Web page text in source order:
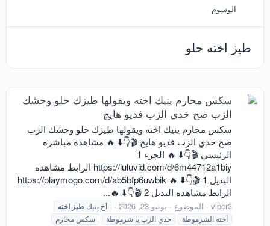
الوسوم
طيز اخته حلو
سكس محارم ينيك اخته ويقولها طيزك حلو وحشك
الزب صح خدي الزب فديو هايج
سكس محارم ينيك اخته ويقولها طيزك حلو وحشك الزب
صح خدي الزب فديو هايج 🎬👇⬇️ 🔥 مشاهدة مباشرة
الرئيسي 🎬👇⬇️ 🔥 الجزء 1
https://luluvid.com/d/6m44712a1biy الرابط مشاهده
البديل 1 🎬👇⬇️ 🔥 https://playmogo.com/d/ab5bfp6uwbik
الرابط مشاهده البديل 2 🎬👇⬇️ 🔥...
vipcr3 الموضوع يونيو 23, 2026 أخ ينيك طيز اخته
أخته الشرموطة خدي الزب يا شرموطة سكس محارم